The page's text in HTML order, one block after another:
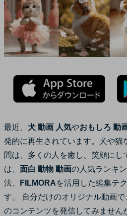
カスタマーサポート
ブランド紹介
購入する
検索
最近、 犬 動画 人気やおもしろ 動
発的に再生されています。犬や猫
間は、多くの人を癒し、笑顔にし
は、 面白 動物 動画の人気ランキ
法、
FILMORAを活用した編集テ
す。 自分だけのオリジナル動画
のコンテンツを発信してみません